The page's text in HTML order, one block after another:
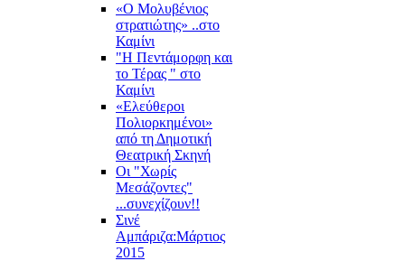
«Ο Μολυβένιος
στρατιώτης» ..στο
Καμίνι
"Η Πεντάμορφη και
το Τέρας " στο
Καμίνι
«Ελεύθεροι
Πολιορκημένοι»
από τη Δημοτική
Θεατρική Σκηνή
Οι "Χωρίς
Μεσάζοντες"
...συνεχίζουν!!
Σινέ
Αμπάριζα:Mάρτιος
2015